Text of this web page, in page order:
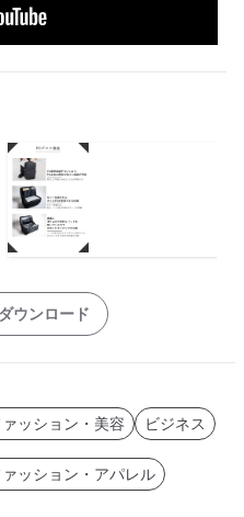
ウンロード
ァッション・美容 ビジネス
ァッション・アパレル